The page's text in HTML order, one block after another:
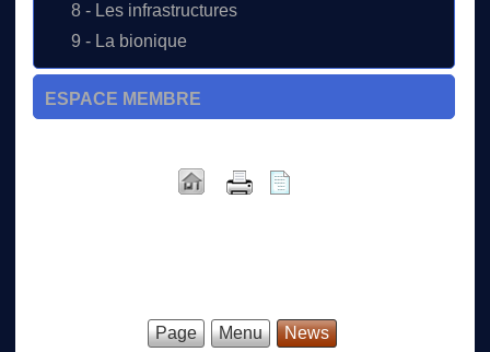
8 - Les infrastructures
9 - La bionique
ESPACE MEMBRE
Page Menu News